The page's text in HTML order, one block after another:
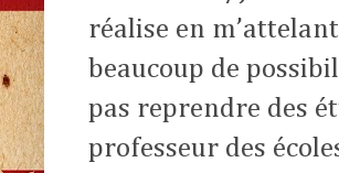
réalise en
beaucoup de
pas reprendre des
professeur des